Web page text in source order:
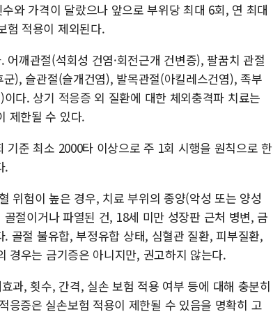
와 가격이 달랐으나 앞으로 부위당 최대 6회, 연 최대
험 적용이 제외된다.
깨관절(석회성 건염·회전근개 건변증), 팔꿈치 관절
), 슬관절(슬개건염), 발목관절(아킬레스건염), 족부
다. 상기 적응증 외 질환에 대한 체외충격파 치료는
제한될 수 있다.
준 최소 2000타 이상으로 주 1회 시행을 원칙으로 한
.
위험이 높은 경우, 치료 부위의 종양(악성 또는 양성
절이거나 파열된 건, 18세 미만 성장판 근처 병변, 금
골절 불유합, 부정유합 상태, 심혈관 질환, 피부질환,
경우는 금기증은 아니지만, 권고하지 않는다.
과, 횟수, 간격, 실손 보험 적용 여부 등에 대해 충분히
응증은 실손보험 적용이 제한될 수 있음을 명확히 고